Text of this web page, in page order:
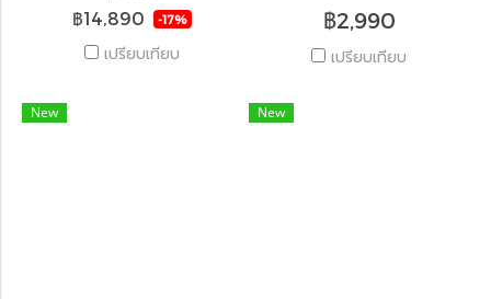
฿14,890 -17%
เปรียบเทียบ
ความคิ้วท์ให้กับเก้าอี้ตัวโปรด
ถอดซักเปลี่ยนได้สะดวก
฿2,990
เปรียบเทียบ
New New